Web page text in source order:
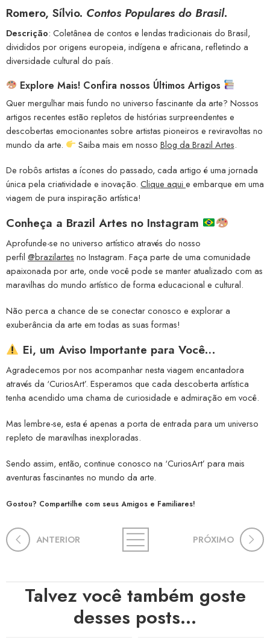
Romero, Sílvio. Contos Populares do Brasil.
Descrição: Coletânea de contos e lendas tradicionais do Brasil,
divididos por origens europeia, indígena e africana, refletindo a
diversidade cultural do país.
Explore Mais! Confira nossos Últimos Artigos
Quer mergulhar mais fundo no universo fascinante da arte? Nossos
artigos recentes estão repletos de histórias surpreendentes e
descobertas emocionantes sobre artistas pioneiros e reviravoltas no
mundo da arte.
Saiba mais em nosso Blog da Brazil Artes.
De robôs artistas a ícones do passado, cada artigo é uma jornada
única pela criatividade e inovação. Clique aqui e embarque em uma
viagem de pura inspiração artística!
Conheça a Brazil Artes no Instagram
Aprofunde-se no universo artístico através do nosso
perfil @brazilartes no Instagram. Faça parte de uma comunidade
apaixonada por arte, onde você pode se manter atualizado com as
maravilhas do mundo artístico de forma educacional e cultural.
Não perca a chance de se conectar conosco e explorar a
exuberância da arte em todas as suas formas!
Ei, um Aviso Importante para Você…
Agradecemos por nos acompanhar nesta viagem encantadora
através da ‘CuriosArt’. Esperamos que cada descoberta artística
tenha acendido uma chama de curiosidade e admiração em você.
Mas lembre-se, esta é apenas a porta de entrada para um universo
repleto de maravilhas inexploradas.
Sendo assim, então, continue conosco na ‘CuriosArt’ para mais
aventuras fascinantes no mundo da arte.
Gostou? Compartilhe com seus Amigos e Familiares!
ANTERIOR PRÓXIMO
Talvez você também goste
desses posts...